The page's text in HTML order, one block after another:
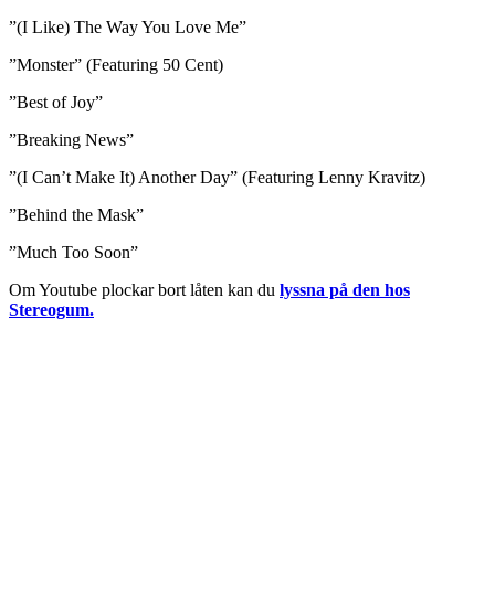
”(I Like) The Way You Love Me”
”Monster” (Featuring 50 Cent)
”Best of Joy”
”Breaking News”
”(I Can’t Make It) Another Day” (Featuring Lenny Kravitz)
”Behind the Mask”
”Much Too Soon”
Om Youtube plockar bort låten kan du lyssna på den hos
Stereogum.